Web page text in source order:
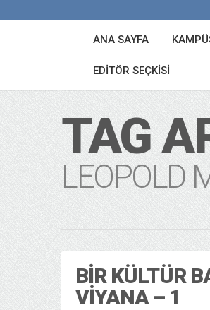
ANA SAYFA
EDITÖR SEÇKISI
TAG
LEOPOLD
BIR KÜLTÜR
VIYANA – 1